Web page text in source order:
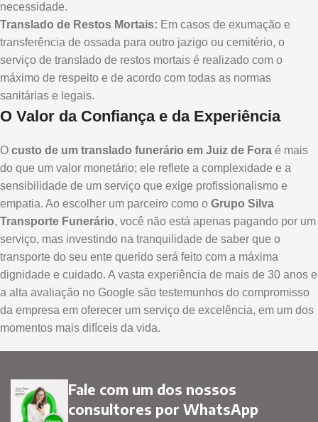
necessidade.
Translado de Restos Mortais: Em casos de exumação e
transferência de ossada para outro jazigo ou cemitério, o
serviço de translado de restos mortais é realizado com o
máximo de respeito e de acordo com todas as normas
sanitárias e legais.
O Valor da Confiança e da Experiência
O custo de um translado funerário em Juiz de Fora é mais
do que um valor monetário; ele reflete a complexidade e a
sensibilidade de um serviço que exige profissionalismo e
empatia. Ao escolher um parceiro como o Grupo Silva
Transporte Funerário, você não está apenas pagando por um
serviço, mas investindo na tranquilidade de saber que o
transporte do seu ente querido será feito com a máxima
dignidade e cuidado. A vasta experiência de mais de 30 anos e
a alta avaliação no Google são testemunhos do compromisso
da empresa em oferecer um serviço de excelência, em um dos
momentos mais difíceis da vida.
Fale com um dos nossos
consultores por WhatsApp